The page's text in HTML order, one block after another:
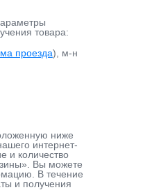
товара:
проезда), м-н
ниже
интернет-
и количество
Вы можете
В течение
и получения